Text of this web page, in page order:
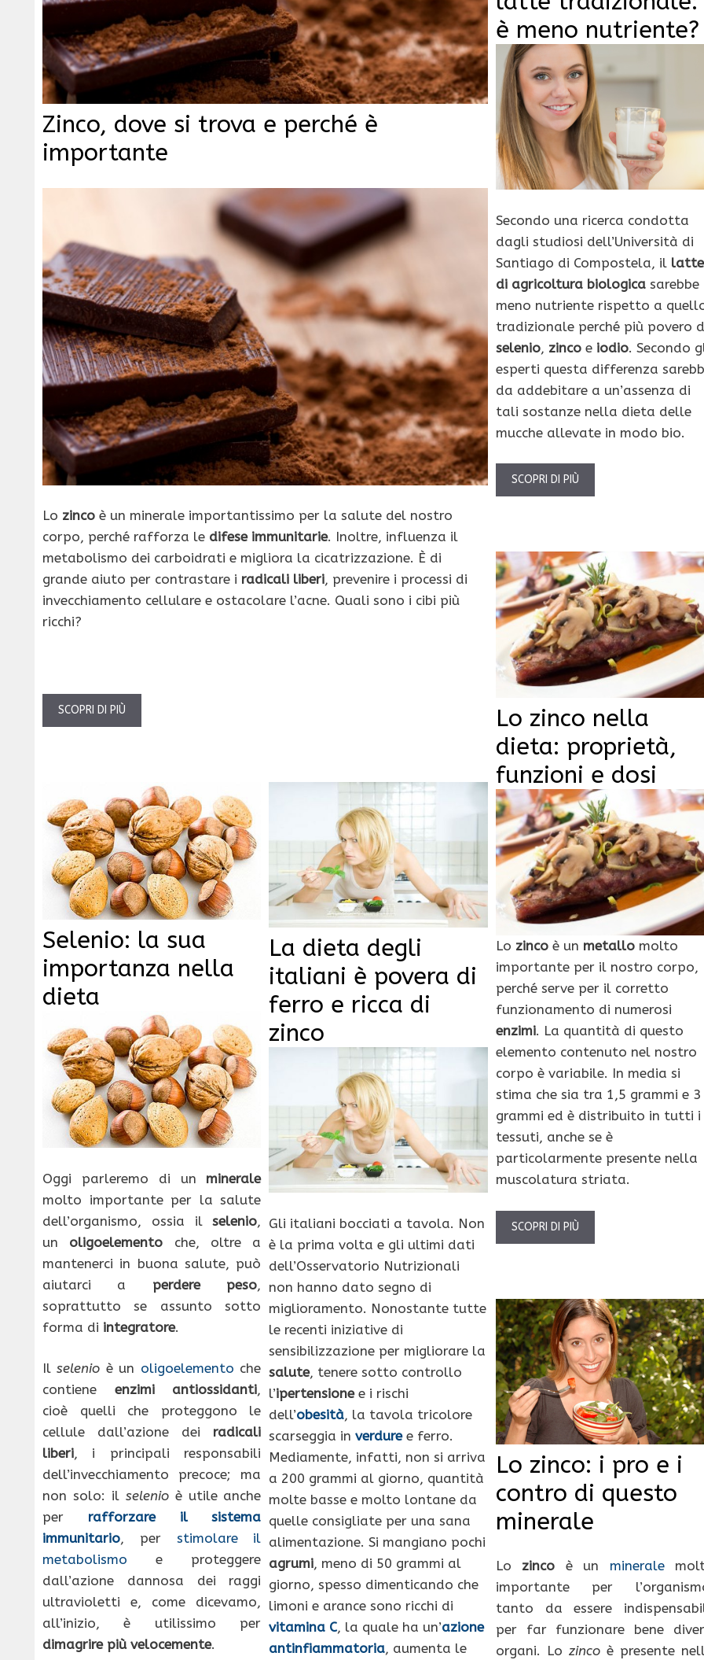
Zinco, dove si trova e perché è
importante
Lo zinco è un minerale importantissimo per la salute del nostro
corpo, perché rafforza le difese immunitarie. Inoltre, influenza il
metabolismo dei carboidrati e migliora la cicatrizzazione. È di
grande aiuto per contrastare i radicali liberi, prevenire i processi di
invecchiamento cellulare e ostacolare l’acne. Quali sono i cibi più
ricchi?
SCOPRI DI PIÙ
è meno nutriente?
Secondo una ricerca condotta
dagli studiosi dell’Università di
Santiago di Compostela, il latte
di agricoltura biologicasarebbe
meno nutriente rispetto a
tradizionale perché più povero
selenio, zincoe iodio. Secondo
esperti questa differenza
da addebitare a un’assenza di
tali sostanze nella dieta delle
mucche allevate in modo bio.
SCOPRI DI PIÙ
Lo zinco nella
dieta: proprietà,
funzioni e dosi
Lo zincoè un metallomolto
importante per il nostro corpo,
perché serve per il corretto
funzionamento di numerosi
enzimi. La quantità di questo
elemento contenuto nel nostro
corpo è variabile. In media si
stima che sia tra 1,5 grammi e 3
grammi ed è distribuito in tutti i
tessuti, anche se è
particolarmente presente nella
muscolatura striata.
SCOPRI DI PIÙ
Selenio: la sua
importanza nella
dieta
Oggi parleremo di un minerale
molto importante per la salute
dell’organismo, ossia ilselenio,
un oligoelemento che, oltre a
mantenerci in buona salute, può
aiutarci a perdere peso,
soprattutto se assunto sotto
forma di integratore.
Ilselenio è un oligoelemento che
contiene enzimi antiossidanti,
cioè quelli che proteggono le
cellule dall’azione dei radicali
liberi, i principali responsabili
dell’invecchiamento precoce; ma
non solo: il selenioè utile anche
per rafforzare il sistema
immunitario, per stimolare il
metabolismo e proteggere
dall’azione dannosa dei raggi
ultravioletti e, come dicevamo,
all’inizio, è utilissimo per
dimagrire più velocemente.
La dieta degli
italiani è povera di
ferro e ricca di
zinco
Gli italiani bocciati a tavola. Non
è la prima volta e gli ultimi dati
dell’Osservatorio Nutrizionali
non hanno dato segno di
miglioramento. Nonostante tutte
le recenti iniziative di
sensibilizzazione per migliorare la
salute, tenere sotto controllo
l’ipertensionee i rischi
dell’obesità, la tavola tricolore
scarseggia inverduree ferro.
Mediamente, infatti, non si arriva
a 200 grammi al giorno, quantità
molte basse e molto lontane da
quelle consigliate per una sana
alimentazione. Si mangiano pochi
agrumi, meno di 50 grammi al
giorno, spesso dimenticando che
limoni e arance sono ricchi di
vitamina C, la quale ha un’azione
antinfiammatoria, aumenta le
Lo zinco: i pro e i
contro di questo
minerale
Lo zinco è un minerale
importante per
tanto da essere
per far funzionare bene
organi. Lo zincoè presente